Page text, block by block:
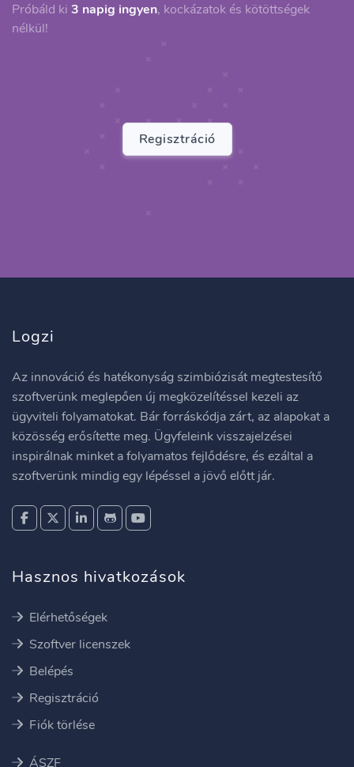
Próbáld ki 3 napig ingyen, kockázatok és kötöttségek
nélkül!
Regisztráció
Logzi
Az innováció és hatékonyság szimbiózisát megtestesítő
szoftverünk meglepően új megközelítéssel kezeli az
ügyviteli folyamatokat. Bár forráskódja zárt, az alapokat a
közösség erősítette meg. Ügyfeleink visszajelzései
inspirálnak minket a folyamatos fejlődésre, és ezáltal a
szoftverünk mindig egy lépéssel a jövő előtt jár.
Hasznos hivatkozások
Elérhetőségek
Szoftver licenszek
Belépés
Regisztráció
Fiók törlése
ÁSZF